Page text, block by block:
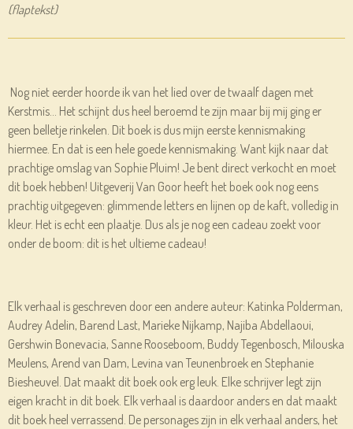
(flaptekst)
Nog niet eerder hoorde ik van het lied over de twaalf dagen met
Kerstmis… Het schijnt dus heel beroemd te zijn maar bij mij ging er
geen belletje rinkelen. Dit boek is dus mijn eerste kennismaking
hiermee. En dat is een hele goede kennismaking. Want kijk naar dat
prachtige omslag van Sophie Pluim! Je bent direct verkocht en moet
dit boek hebben! Uitgeverij Van Goor heeft het boek ook nog eens
prachtig uitgegeven: glimmende letters en lijnen op de kaft, volledig in
kleur. Het is echt een plaatje. Dus als je nog een cadeau zoekt voor
onder de boom: dit is het ultieme cadeau!
Elk verhaal is geschreven door een andere auteur: Katinka Polderman,
Audrey Adelin, Barend Last, Marieke Nijkamp, Najiba Abdellaoui,
Gershwin Bonevacia, Sanne Rooseboom, Buddy Tegenbosch, Milouska
Meulens, Arend van Dam, Levina van Teunenbroek en Stephanie
Biesheuvel. Dat maakt dit boek ook erg leuk. Elke schrijver legt zijn
eigen kracht in dit boek. Elk verhaal is daardoor anders en dat maakt
dit boek heel verrassend. De personages zijn in elk verhaal anders, het